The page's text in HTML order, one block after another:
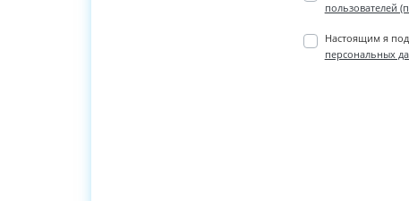
пользователей
Настоящим я
персональных